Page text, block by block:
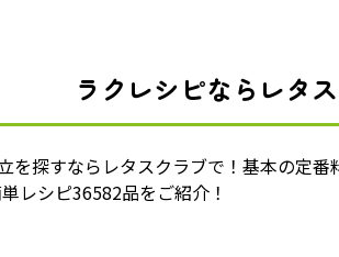
ラクレシピならレタ
を探すならレタスクラブで！基本の定
レシピ36582品をご紹介！